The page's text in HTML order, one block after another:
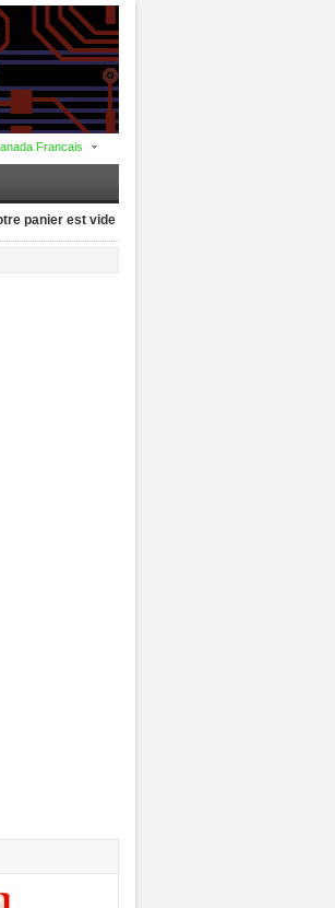
Francais
panier est vide